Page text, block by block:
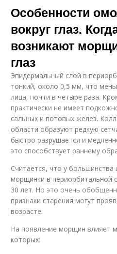
Особенности
вокруг глаз.
возникают
глаз
Эпидермальный слой в
тонкий, около 0,5 мм, что
лица, почти в четыре раза.
практически не имеет
сальных и потовых желез.
области образуют редкую
быстро разрушается и
это способствует раннему
Считается, что у
морщинки в периорбитальной
30 лет. Но это очень
признаки старения могут
возрасте.
На появление морщин влияет
которых: